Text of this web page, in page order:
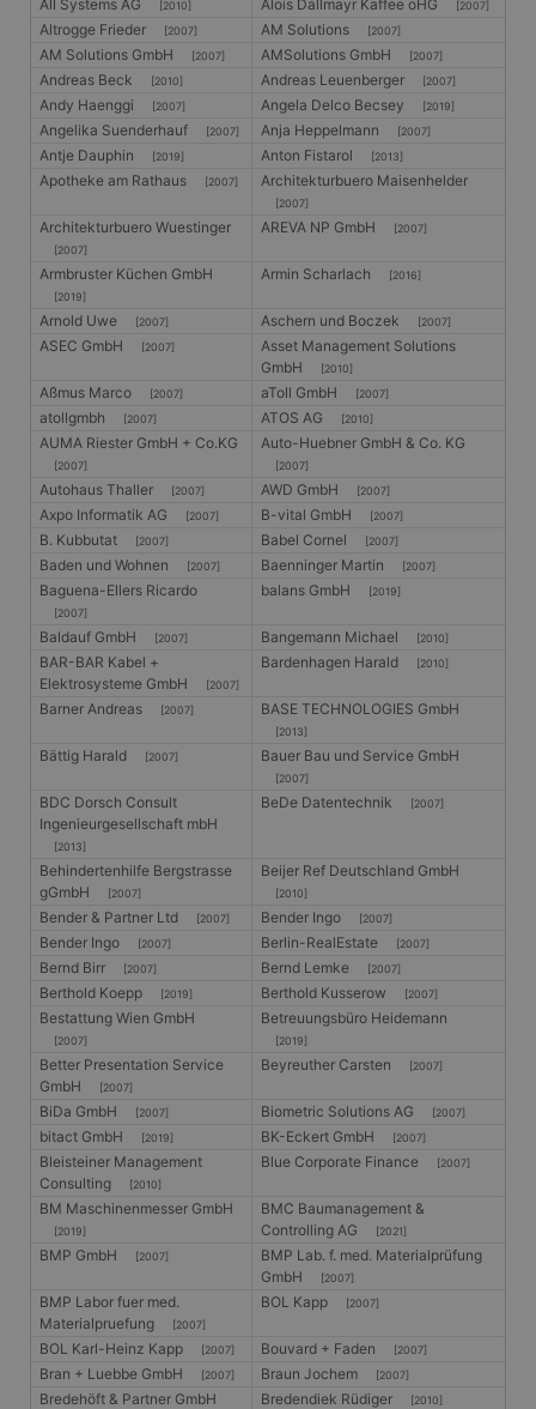
All Systems AG [2010] Alois Dallmayr Kaffee oHG [2007]
Altrogge Frieder [2007] AM Solutions [2007]
AM Solutions GmbH [2007] AMSolutions GmbH [2007]
Andreas Beck [2010] Andreas Leuenberger [2007]
Andy Haenggi [2007] Angela Delco Becsey [2019]
Angelika Suenderhauf [2007] Anja Heppelmann [2007]
Antje Dauphin [2019] Anton Fistarol [2013]
Apotheke am Rathaus [2007] Architekturbuero Maisenhelder
[2007]
Architekturbuero Wuestinger
[2007]
AREVA NP GmbH [2007]
Armbruster Küchen GmbH
[2019]
Armin Scharlach [2016]
Arnold Uwe [2007] Aschern und Boczek [2007]
ASEC GmbH [2007]
Asset Management Solutions
GmbH
[2010]
Aßmus Marco [2007] aToll GmbH [2007]
atollgmbh [2007] ATOS AG [2010]
AUMA Riester GmbH + Co.KG
[2007]
Auto-Huebner GmbH & Co. KG
[2007]
Autohaus Thaller [2007] AWD GmbH [2007]
Axpo Informatik AG [2007] B-vital GmbH [2007]
B. Kubbutat [2007] Babel Cornel [2007]
Baden und Wohnen [2007] Baenninger Martin [2007]
Baguena-Ellers Ricardo
[2007]
balans GmbH [2019]
Baldauf GmbH [2007] Bangemann Michael [2010]
BAR-BAR Kabel +
Elektrosysteme GmbH
[2007]
Bardenhagen Harald [2010]
Barner Andreas [2007] BASE TECHNOLOGIES GmbH
[2013]
Bättig Harald [2007] Bauer Bau und Service GmbH
[2007]
BDC Dorsch Consult
Ingenieurgesellschaft mbH
[2013]
BeDe Datentechnik [2007]
Behindertenhilfe Bergstrasse
gGmbH
[2007]
Beijer Ref Deutschland GmbH
[2010]
Bender & Partner Ltd [2007] Bender Ingo [2007]
Bender Ingo [2007] Berlin-RealEstate [2007]
Bernd Birr [2007] Bernd Lemke [2007]
Berthold Koepp [2019] Berthold Kusserow [2007]
Bestattung Wien GmbH
[2007]
Betreuungsbüro Heidemann
[2019]
Better Presentation Service
GmbH
[2007]
Beyreuther Carsten [2007]
BiDa GmbH [2007] Biometric Solutions AG [2007]
bitact GmbH [2019] BK-Eckert GmbH [2007]
Bleisteiner Management
Consulting
[2010]
Blue Corporate Finance [2007]
BM Maschinenmesser GmbH
[2019]
BMC Baumanagement &
Controlling AG
[2021]
BMP GmbH [2007]
BMP Lab. f. med. Materialprüfung
GmbH
[2007]
BMP Labor fuer med.
Materialpruefung
[2007]
BOL Kapp [2007]
BOL Karl-Heinz Kapp [2007] Bouvard + Faden [2007]
Bran + Luebbe GmbH [2007] Braun Jochem [2007]
Bredehöft & Partner GmbH Bredendiek Rüdiger [2010]